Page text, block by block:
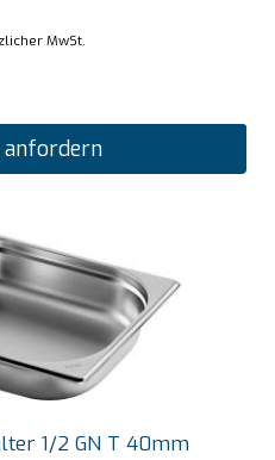
MwSt.
1/2 GN T 40mm